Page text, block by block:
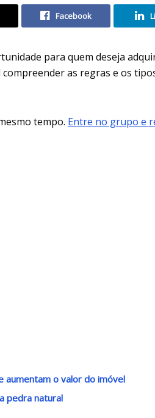
Facebook
para quem deseja
as regras e os
tempo. Entre no grupo e
aumentam o valor do imóvel
pedra natural